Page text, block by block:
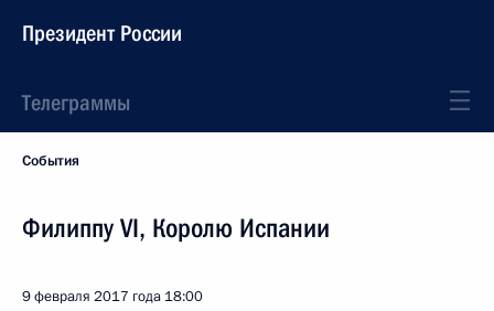
Президент России
Телеграммы
События
Филиппу VI, Королю Испании
9 февраля 2017 года 18:00